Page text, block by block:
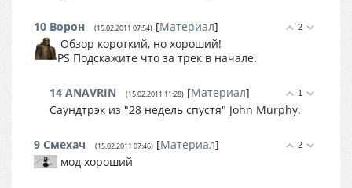
2
10 Ворон (15.02.2011 07:54) [Материал]
Обзор короткий, но хороший!
PS Подскажите что за трек в начале.
1
14 ANAVRIN (15.02.2011 11:28) [Материал]
Саундтрэк из "28 недель спустя" John Murphy.
2
9 Смехач (15.02.2011 07:46) [Материал]
мод хороший